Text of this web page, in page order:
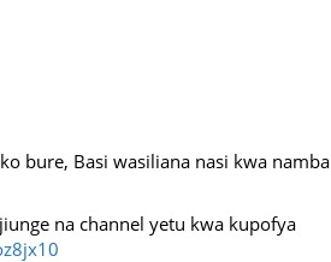
bure, Basi wasiliana nasi kwa namba
na channel yetu kwa kupofya